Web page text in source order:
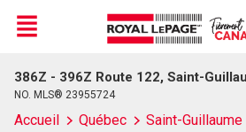
Live
En Direct
Menu
386Z - 396Z Route 122, Saint-
NO. MLS® 23955724
Accueil Québec
Saint-Guillaume